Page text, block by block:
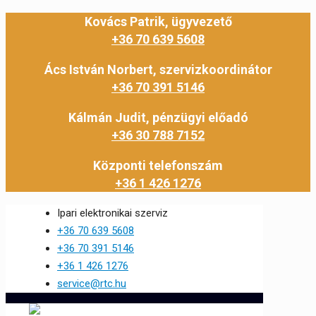
Kovács Patrik, ügyvezető
+36 70 639 5608
Ács István Norbert, szervizkoordinátor
+36 70 391 5146
Kálmán Judit, pénzügyi előadó
+36 30 788 7152
Központi telefonszám
+36 1 426 1276
Ipari elektronikai szerviz
+36 70 639 5608
+36 70 391 5146
+36 1 426 1276
service@rtc.hu